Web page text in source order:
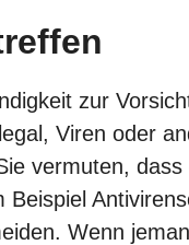
zur
Viren oder
vermuten,
Wenn